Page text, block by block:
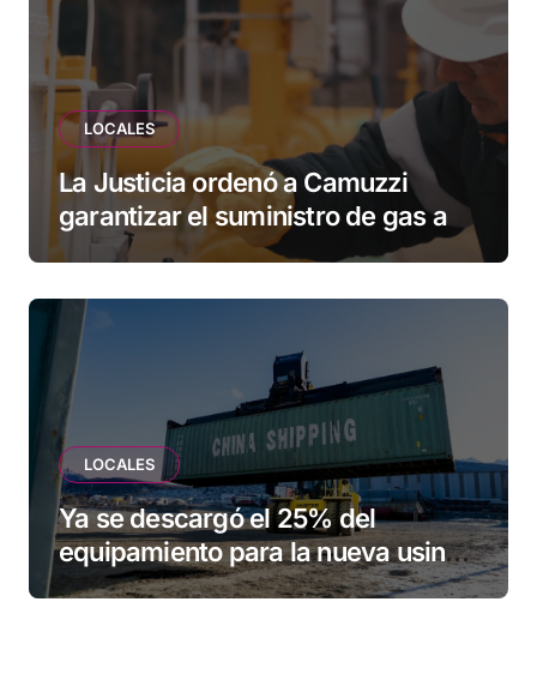
LOCALES
La Justicia ordenó a Camuzzi
garantizar el suministro de gas a
una familia de Tolhuin
LOCALES
Ya se descargó el 25% del
equipamiento para la nueva usina
de Ushuaia